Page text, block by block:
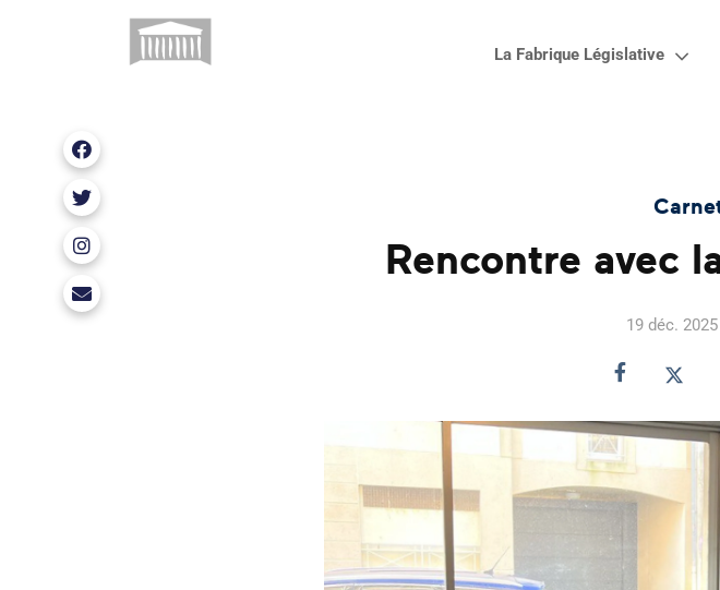
La Fabrique Législative
Rencontre avec
19 déc. 2025
Nous retrouver sur Facebook
Nous retrouver sur X
Nous retrouver sur Instagram
erwan.balanant@assemblee-nationale.fr